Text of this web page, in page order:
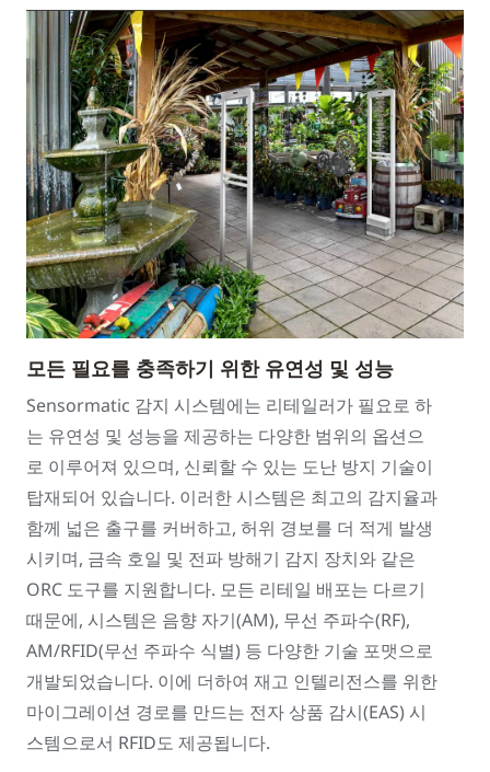
모든 필요를 충족하기 위한 유연성 및 성능
Sensormatic 감지 시스템에는 리테일러가 필요로 하
는 유연성 및 성능을 제공하는 다양한 범위의 옵션으
로 이루어져 있으며, 신뢰할 수 있는 도난 방지 기술이
탑재되어 있습니다. 이러한 시스템은 최고의 감지율과
함께 넓은 출구를 커버하고, 허위 경보를 더 적게 발생
시키며, 금속 호일 및 전파 방해기 감지 장치와 같은
ORC 도구를 지원합니다. 모든 리테일 배포는 다르기
때문에, 시스템은 음향 자기(AM), 무선 주파수(RF),
AM/RFID(무선 주파수 식별) 등 다양한 기술 포맷으로
개발되었습니다. 이에 더하여 재고 인텔리전스를 위한
마이그레이션 경로를 만드는 전자 상품 감시(EAS) 시
스템으로서 RFID도 제공됩니다.